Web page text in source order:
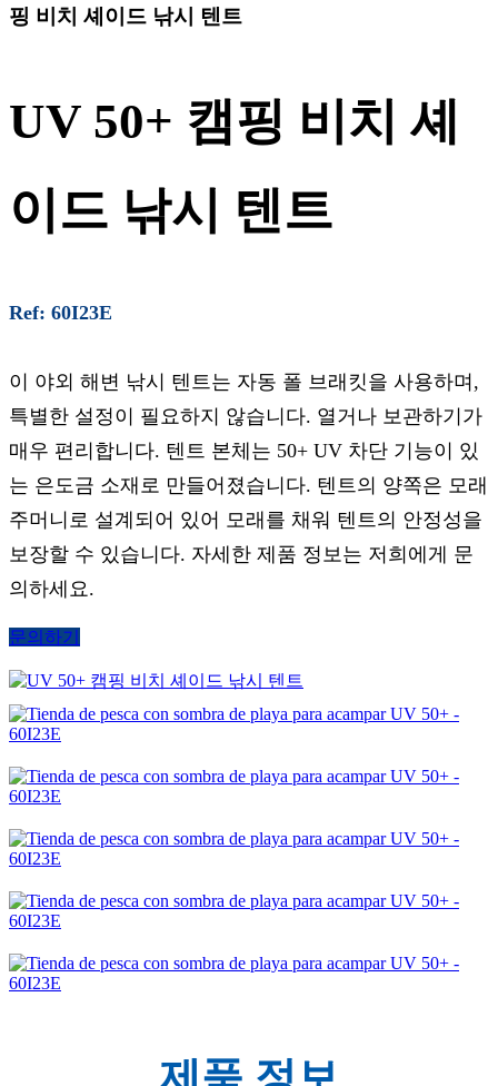
핑 비치 셰이드 낚시 텐트
UV 50+ 캠핑 비치 셰
이드 낚시 텐트
Ref: 60I23E
이 야외 해변 낚시 텐트는 자동 폴 브래킷을 사용하며,
특별한 설정이 필요하지 않습니다. 열거나 보관하기가
매우 편리합니다. 텐트 본체는 50+ UV 차단 기능이 있
는 은도금 소재로 만들어졌습니다. 텐트의 양쪽은 모래
주머니로 설계되어 있어 모래를 채워 텐트의 안정성을
보장할 수 있습니다. 자세한 제품 정보는 저희에게 문
의하세요.
문의하기